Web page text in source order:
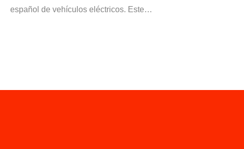
español de vehículos eléctricos. Este…